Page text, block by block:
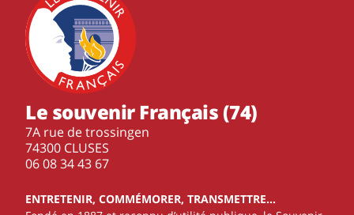
Le souvenir Français (74)
7A rue de trossingen
74300 CLUSES
‭06 08 34 43 67‬
ENTRETENIR, COMMÉMORER, TRANSMETTRE…